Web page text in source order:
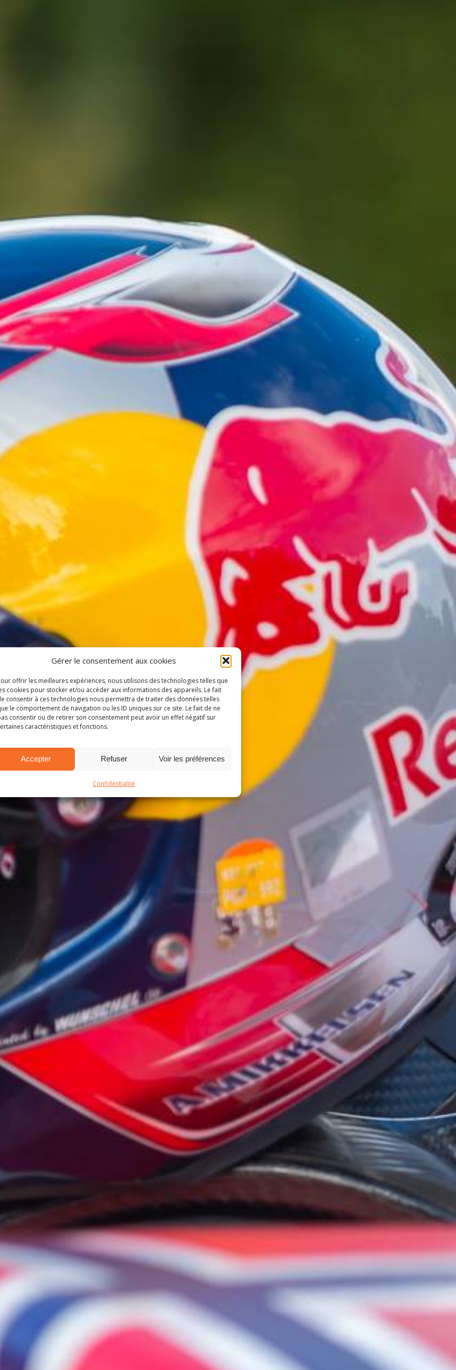
Gérer le consentement aux cookies
offrir les meilleures expériences, nous utilisons des technologies telles que
cookies pour stocker et/ou accéder aux informations des appareils. Le fait
consentir à ces technologies nous permettra de traiter des données telles
le comportement de navigation ou les ID uniques sur ce site. Le fait de ne
consentir ou de retirer son consentement peut avoir un effet négatif sur
caractéristiques et fonctions.
Accepter Refuser Voir les préférences
Confidentialité